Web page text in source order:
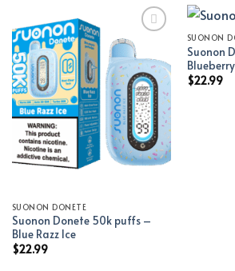
Add to wishlist
SUONON DONETE
Suonon Donete 50k puffs –
Blue Razz Ice
$22.99
SUONON
Suonon
$22.99